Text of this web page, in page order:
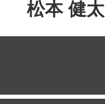
松本 健太